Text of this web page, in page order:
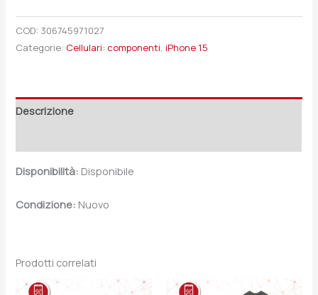
COD: 306745971027
Categorie: Cellulari: componenti,iPhone 15
Descrizione
Disponibilità: Disponibile
Condizione: Nuovo
Prodotti correlati